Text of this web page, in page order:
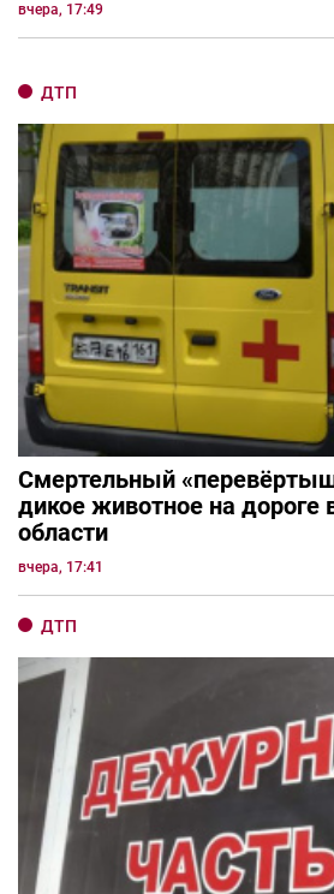
вчера, 17:49
ДТП
Смертельный
дикое животное на дороге
области
вчера, 17:41
ДТП